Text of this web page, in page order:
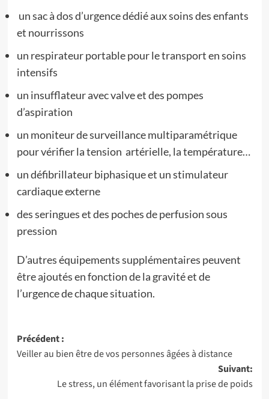
un sac à dos d’urgence dédié aux soins des enfants
et nourrissons
un respirateur portable pour le transport en soins
intensifs
un insufflateur avec valve et des pompes
d’aspiration
un moniteur de surveillance multiparamétrique
pour vérifier la tension artérielle, la température…
un défibrillateur biphasique et un stimulateur
cardiaque externe
des seringues et des poches de perfusion sous
pression
D’autres équipements supplémentaires peuvent
être ajoutés en fonction de la gravité et de
l’urgence de chaque situation.
Navigation
d’article
Précédent :
Veiller au bien être de vos personnes âgées à distance
Suivant:
Le stress, un élément favorisant la prise de poids